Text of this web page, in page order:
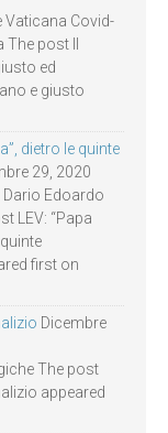
Covid-
post Il
ed
e giusto
dietro le quinte
29, 2020
Edoardo
LEV: “Papa
first on
Dicembre
The post
appeared